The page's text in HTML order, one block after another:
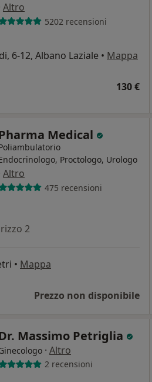
Altro
5202 recensioni
6-12, Albano Laziale • Mappa
130 €
Pharma Medical
Proctologo, Urologo
Altro
475 recensioni
2
• Mappa
Prezzo non disponibile
Dr. Massimo Petriglia
· Altro
2 recensioni